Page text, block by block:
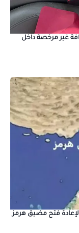
غير مرخصة داخل
فتح مضيق هرمز